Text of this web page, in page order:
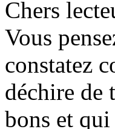
Chers
Vous
constatez
déchire de
bons et qui